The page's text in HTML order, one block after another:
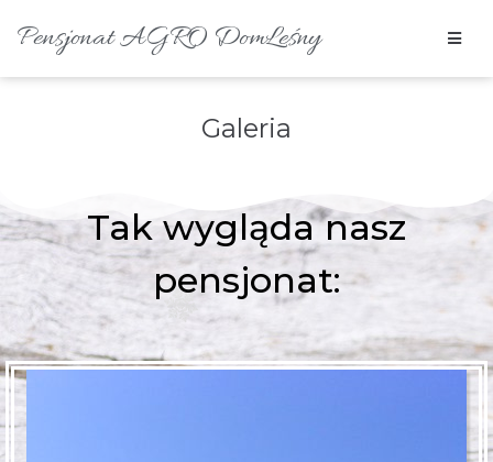
Pensjonat AGRO DomLeśny
Galeria
Tak wygląda nasz
pensjonat: